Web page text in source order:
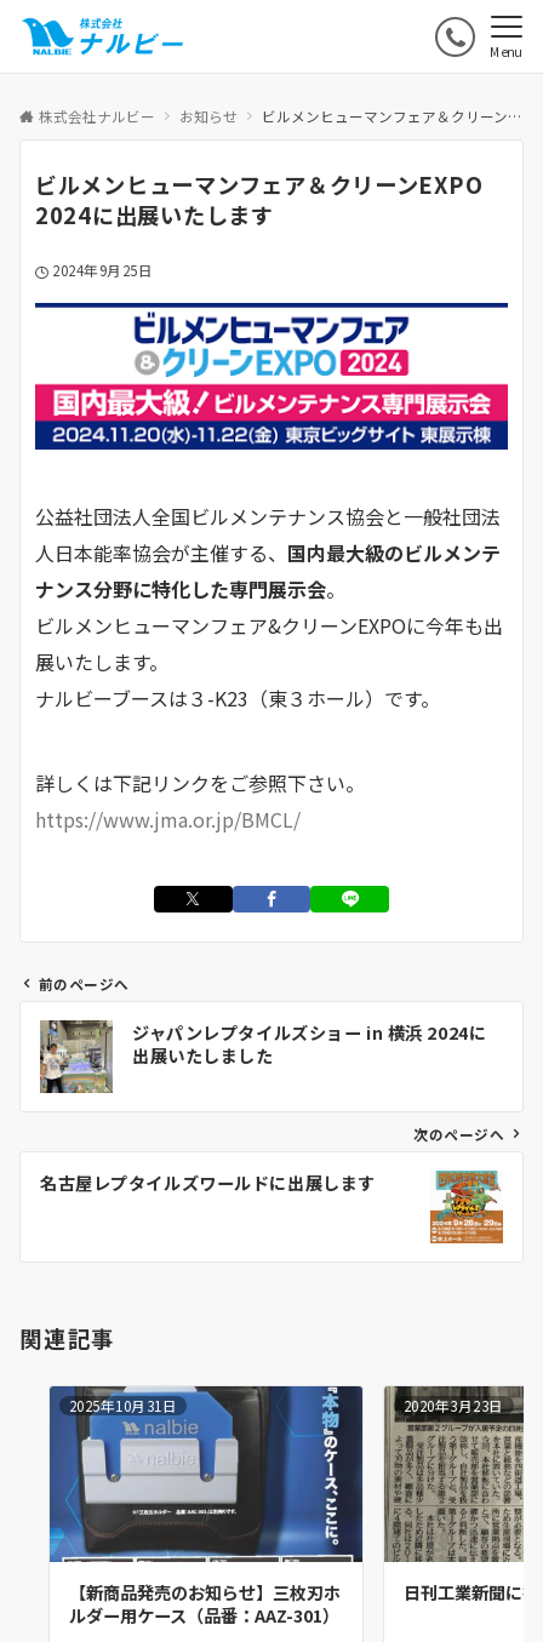
Menu
株式会社ナルビー お知らせ ビルメンヒューマンフェア＆クリーンEXPO 2024に出展いたします
ビルメンヒューマンフェア＆クリーンEXPO
2024に出展いたします
2024年9月25日
公益社団法人全国ビルメンテナンス協会と一般社団法
人日本能率協会が主催する、 国内最大級のビルメンテ
ナンス分野に特化した専門展示会。
ビルメンヒューマンフェア&クリーンEXPOに今年も出
展いたします。
ナルビーブースは３-K23（東３ホール）です。
詳しくは下記リンクをご参照下さい。
https://www.jma.or.jp/BMCL/
ビ
ン
前のページへ
ジャパンレプタイルズショー in 横浜 2024に
出展いたしました
次のページへ
名古屋レプタイルズワールドに出展します
関連記事
2025年10月31日
【新商品発売のお知らせ】三枚刃ホ
ルダー用ケース（品番：AAZ-301）
2020年3月23日
日刊工業新聞に